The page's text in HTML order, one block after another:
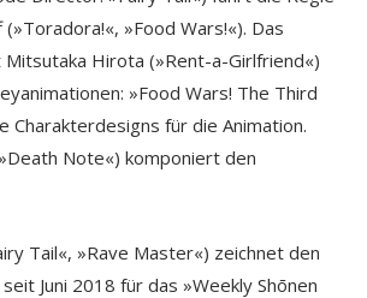
(»Toradora!«, »Food Wars!«). Das
Mitsutaka Hirota (»Rent-a-Girlfriend«)
»Food Wars! The Third
Charakterdesigns für die Animation.
Note«) komponiert den
Tail«, »Rave Master«) zeichnet den
Juni 2018 für das »Weekly Shōnen